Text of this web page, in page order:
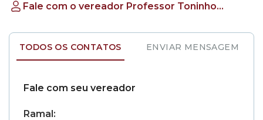
Fale com o vereador Professor Toninho
TODOS OS CONTATOS ENVIAR MENSAGEM
Fale com seu vereador
Ramal: